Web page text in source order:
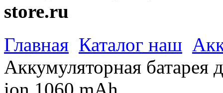
store.ru
Главная Каталог наш
Аккумуляторная